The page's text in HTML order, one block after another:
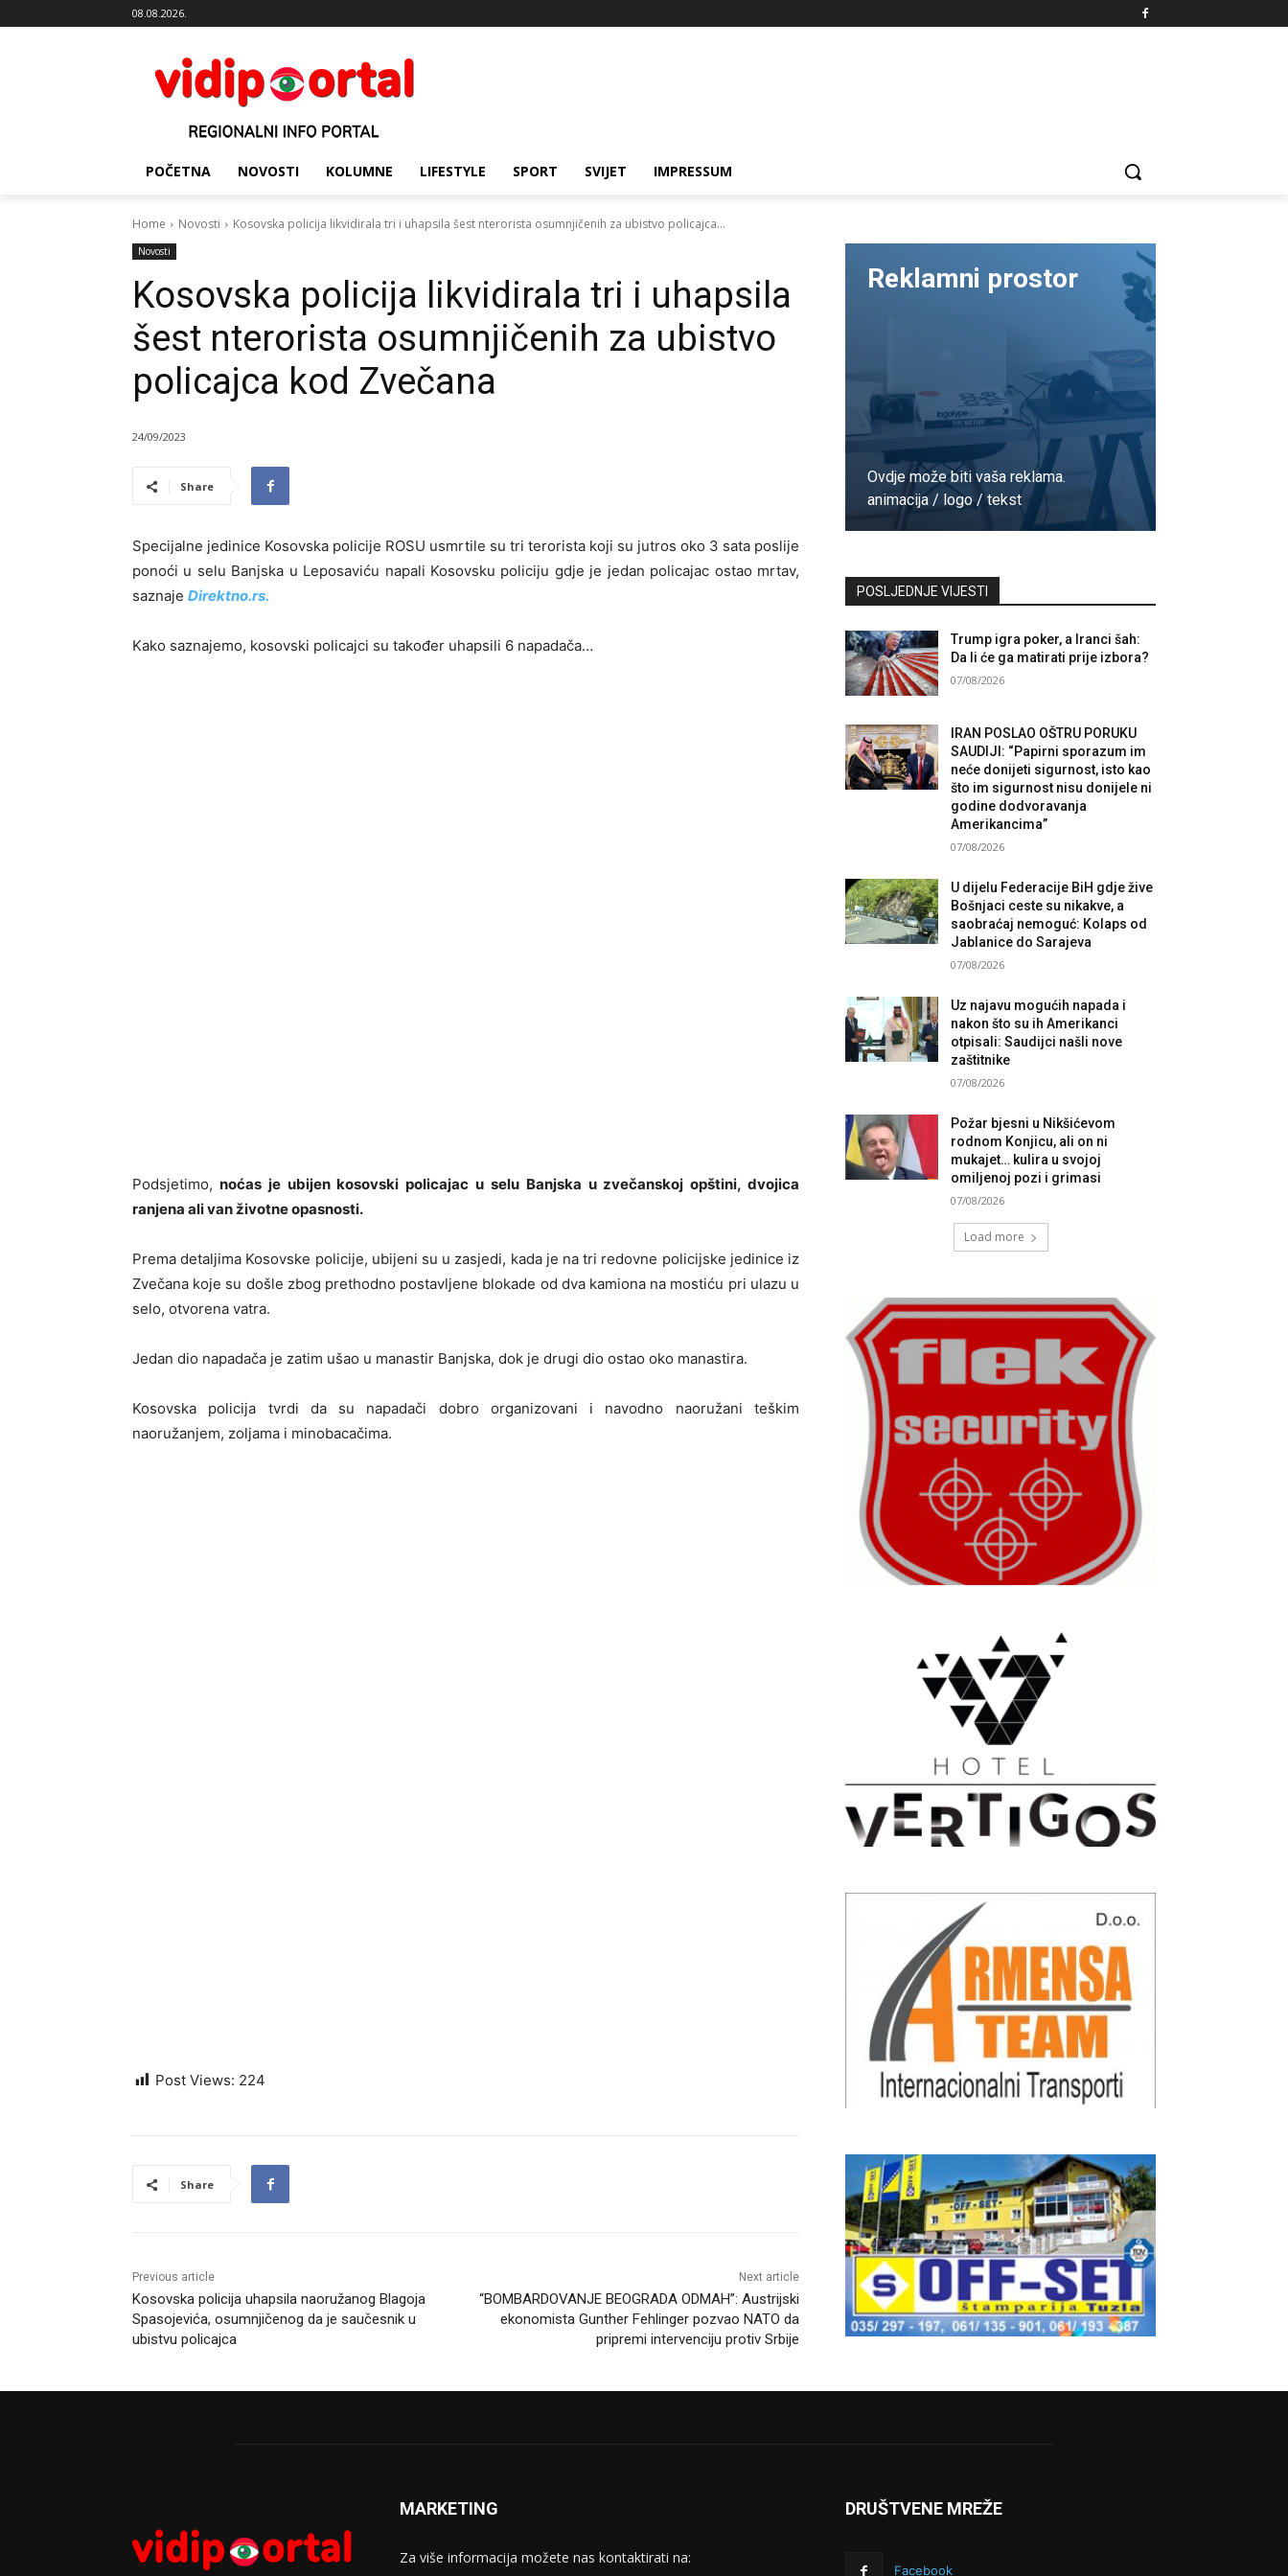
08.08.2026.
POČETNA NOVOSTI KOLUMNE LIFESTYLE SPORT SVIJET IMPRESSUM
Home Novosti Kosovska policija likvidirala tri i uhapsila šest nterorista osumnjičenih za ubistvo policajca...
Novosti
Kosovska policija likvidirala tri i uhapsila
šest nterorista osumnjičenih za ubistvo
policajca kod Zvečana
24/09/2023
Share
Specijalne jedinice Kosovska policije ROSU usmrtile su tri terorista koji su jutros oko 3 sata poslije
ponoći u selu Banjska u Leposaviću napali Kosovsku policiju gdje je jedan policajac ostao mrtav,
saznaje Direktno.rs.
Kako saznajemo, kosovski policajci su također uhapsili 6 napadača…
Podsjetimo, noćas je ubijen kosovski policajac u selu Banjska u zvečanskoj opštini, dvojica
ranjena ali van životne opasnosti.
Prema detaljima Kosovske policije, ubijeni su u zasjedi, kada je na tri redovne policijske jedinice iz
Zvečana koje su došle zbog prethodno postavljene blokade od dva kamiona na mostiću pri ulazu u
selo, otvorena vatra.
Jedan dio napadača je zatim ušao u manastir Banjska, dok je drugi dio ostao oko manastira.
Kosovska policija tvrdi da su napadači dobro organizovani i navodno naoružani teškim
naoružanjem, zoljama i minobacačima.
Post Views: 224
Share
Previous article
Kosovska policija uhapsila naoružanog Blagoja
Spasojevića, osumnjičenog da je saučesnik u
ubistvu policajca
Next article
“BOMBARDOVANJE BEOGRADA ODMAH”: Austrijski
ekonomista Gunther Fehlinger pozvao NATO da
pripremi intervenciju protiv Srbije
Reklamni prostor
Ovdje može biti vaša reklama.
animacija / logo / tekst
POSLJEDNJE VIJESTI
Trump igra poker, a Iranci šah:
Da li će ga matirati prije izbora?
07/08/2026
IRAN POSLAO OŠTRU PORUKU
SAUDIJI: “Papirni sporazum im
neće donijeti sigurnost, isto kao
što im sigurnost nisu donijele ni
godine dodvoravanja
Amerikancima”
07/08/2026
U dijelu Federacije BiH gdje žive
Bošnjaci ceste su nikakve, a
saobraćaj nemoguć: Kolaps od
Jablanice do Sarajeva
07/08/2026
Uz najavu mogućih napada i
nakon što su ih Amerikanci
otpisali: Saudijci našli nove
zaštitnike
07/08/2026
Požar bjesni u Nikšićevom
rodnom Konjicu, ali on ni
mukajet… kulira u svojoj
omiljenoj pozi i grimasi
07/08/2026
Load more
MARKETING
Za više informacija možete nas kontaktirati na:
DRUŠTVENE MREŽE
Facebook